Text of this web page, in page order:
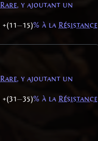
Rare, y ajoutant un
+(11—15)% à la Résistance
Rare, y ajoutant un
+(31—35)% à la Résistance